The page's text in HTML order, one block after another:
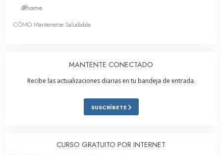
@home
CÓMO Mantenerse Saludable
MANTENTE CONECTADO
Recibe las actualizaciones diarias en tu bandeja de entrada.
SUSCRÍBETE
CURSO GRATUITO POR INTERNET